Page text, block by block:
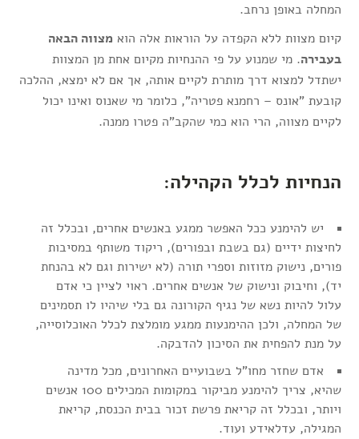
המחלה באופן נרחב.
קיום מצוות ללא הקפדה על הוראות אלה הוא מצווה הבאה
בעבירה. מי שמנוע על פי ההנחיות מקיום אחת מן המצוות
ישתדל למצוא דרך מותרת לקיים אותה, אך אם לא ימצא, ההלכה
קובעת "אונס – רחמנא פטריה", כלומר מי שאנוס ואינו יכול
לקיים מצווה, הרי הוא כמי שהקב"ה פטרו ממנה.
הנחיות לכלל הקהילה:
יש להימנע ככל האפשר ממגע באנשים אחרים, ובכלל זה
לחיצות ידיים (גם בשבת ובפורים), ריקוד משותף במסיבות
פורים, נישוק מזוזות וספרי תורה (לא ישירות וגם לא בהנחת
יד), וחיבוק ונישוק של אנשים אחרים. ראוי לציין כי אדם
עלול להיות נשא של נגיף הקורונה גם בלי שיהיו לו תסמינים
של המחלה, ולכן ההימנעות ממגע מומלצת לכלל האוכלוסייה,
על מנת להפחית את הסיכון להדבקה.
אדם שחזר מחו"ל בשבועיים האחרונים, מכל מדינה
שהיא, צריך להימנע מביקור במקומות המכילים 100 אנשים
ויותר, ובכלל זה קריאת פרשת זכור בבית הכנסת, קריאת
המגילה, עדלאידע ועוד.